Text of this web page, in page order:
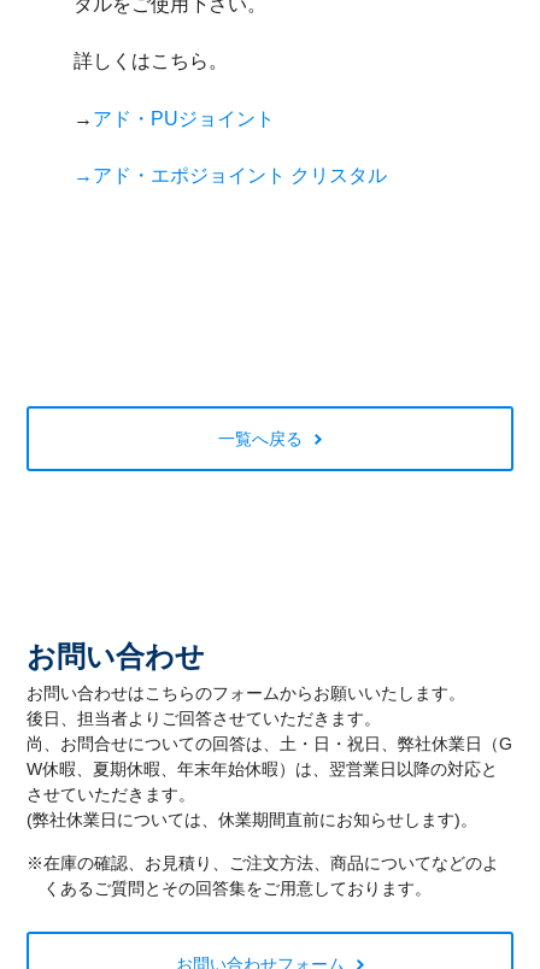
タルをご使用下さい。
詳しくはこちら。
→ アド・PUジョイント
→アド・エポジョイント クリスタル
一覧へ戻る
お問い合わせ
お問い合わせはこちらのフォームからお願いいたします。
後日、担当者よりご回答させていただきます。
尚、お問合せについての回答は、土・日・祝日、弊社休業日（G
W休暇、夏期休暇、年末年始休暇）は、翌営業日以降の対応と
させていただきます。
(弊社休業日については、休業期間直前にお知らせします)。
※在庫の確認、お見積り、ご注文方法、商品についてなどのよ
くあるご質問とその回答集をご用意しております。
お問い合わせフォーム